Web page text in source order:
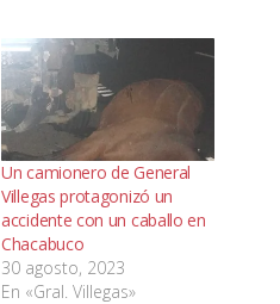
Un camionero de General
Villegas protagonizó un
accidente con un caballo en
Chacabuco
30 agosto, 2023
En «Gral. Villegas»